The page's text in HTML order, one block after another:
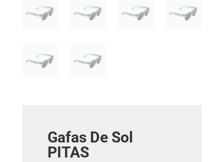
Gafas De Sol
PITAS